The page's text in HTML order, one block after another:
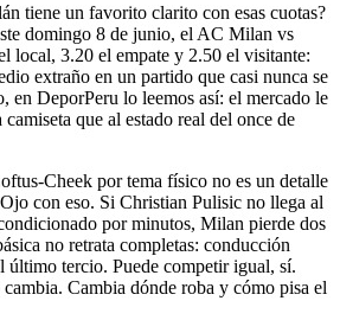
tiene un favorito clarito con esas cuotas?
domingo 8 de junio, el AC Milan vs
local, 3.20 el empate y 2.50 el visitante:
extraño en un partido que casi nunca se
en DeporPeru lo leemos así: el mercado le
camiseta que al estado real del once de
Cheek por tema físico no es un detalle
con eso. Si Christian Pulisic no llega al
por minutos, Milan pierde dos
no retrata completas: conducción
último tercio. Puede competir igual, sí.
Cambia dónde roba y cómo pisa el